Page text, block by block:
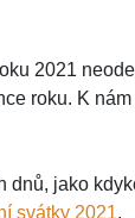
2021
roku. K
dnů, jako
svátky 2021.